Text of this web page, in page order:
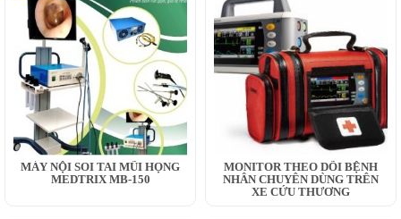
MÁY NỘI SOI TAI MŨI HỌNG
MEDTRIX MB-150
MONITOR THEO DÕI BỆNH
NHÂN CHUYÊN DÙNG TRÊN
XE CỨU THƯƠNG